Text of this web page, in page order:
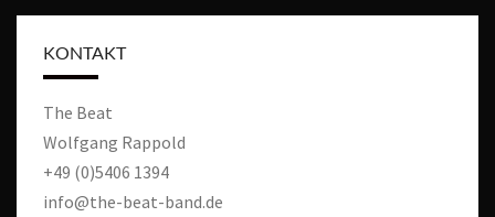
KONTAKT
The Beat
Wolfgang Rappold
+49 (0)5406 1394
info@the-beat-band.de